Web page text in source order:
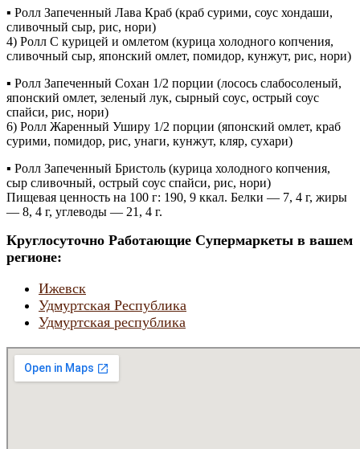
▪ Ролл Запеченный Лава Краб (краб сурими, соус хондаши,
сливочный сыр, рис, нори)
4) Ролл С курицей и омлетом (курица холодного копчения,
сливочный сыр, японский омлет, помидор, кунжут, рис, нори)
▪ Ролл Запеченный Сохан 1/2 порции (лосось слабосоленый,
японский омлет, зеленый лук, сырный соус, острый соус
спайси, рис, нори)
6) Ролл Жаренный Уширу 1/2 порции (японский омлет, краб
сурими, помидор, рис, унаги, кунжут, кляр, сухари)
▪ Ролл Запеченный Бристоль (курица холодного копчения,
сыр сливочный, острый соус спайси, рис, нори)
Пищевая ценность на 100 г: 190, 9 ккал. Белки — 7, 4 г, жиры
— 8, 4 г, углеводы — 21, 4 г.
Круглосуточно Работающие Супермаркеты в вашем
регионе:
Ижевск
Удмуртская Республика
Удмуртская республика